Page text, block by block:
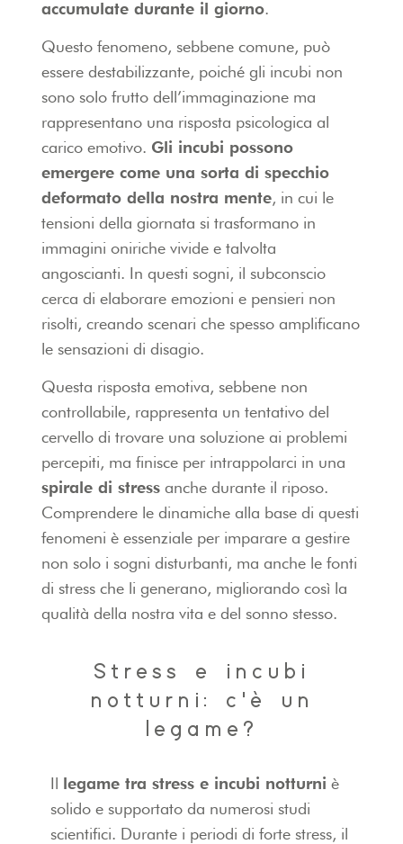
accumulate durante il giorno.
Questo fenomeno, sebbene comune, può
essere destabilizzante, poiché gli incubi non
sono solo frutto dell’immaginazione ma
rappresentano una risposta psicologica al
carico emotivo. Gli incubi possono
emergere come una sorta di specchio
deformato della nostra mente, in cui le
tensioni della giornata si trasformano in
immagini oniriche vivide e talvolta
angoscianti. In questi sogni, il subconscio
cerca di elaborare emozioni e pensieri non
risolti, creando scenari che spesso amplificano
le sensazioni di disagio.
Questa risposta emotiva, sebbene non
controllabile, rappresenta un tentativo del
cervello di trovare una soluzione ai problemi
percepiti, ma finisce per intrappolarci in una
spirale di stressanche durante il riposo.
Comprendere le dinamiche alla base di questi
fenomeni è essenziale per imparare a gestire
non solo i sogni disturbanti, ma anche le fonti
di stress che li generano, migliorando così la
qualità della nostra vita e del sonno stesso.
Stress e incubi
notturni: c'è un
legame?
Il legame tra stress e incubi notturni è
solido e supportato da numerosi studi
scientifici. Durante i periodi di forte stress, il